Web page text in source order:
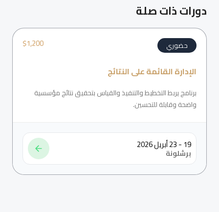
دورات ذات صلة
$1,200 حضوري
الإدارة القائمة على النتائج
برنامج يربط التخطيط والتنفيذ والقياس بتحقيق نتائج مؤسسية
واضحة وقابلة للتحسين.
19 - 23 أبريل 2026
برشلونة